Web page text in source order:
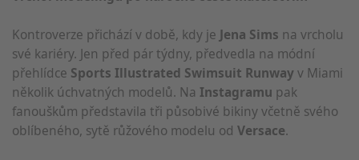
Kontroverze přichází v době, kdy je Jena Sims na vrcholu
své kariéry. Jen před pár týdny, předvedla na módní
přehlídce Sports Illustrated Swimsuit Runwayv Miami
několik úchvatných modelů. Na Instagramu pak
fanouškům představila tři působivé bikiny včetně svého
oblíbeného, sytě růžového modelu od Versace.